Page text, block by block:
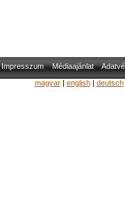
Impresszum Médiaajánlat
magyar| english| deutsch